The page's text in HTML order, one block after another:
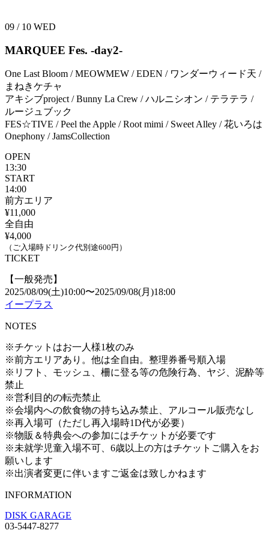
09 / 10 WED
MARQUEE Fes. -day2-
One Last Bloom / MEOWMEW / EDEN / ワンダーウィード天 /
まねきケチャ
アキシブproject / Bunny La Crew / ハルニシオン / テラテラ /
ルージュブック
FES☆TIVE / Peel the Apple / Root mimi / Sweet Alley / 花いろは
Onephony / JamsCollection
OPEN
13:30
START
14:00
前方エリア
¥11,000
全自由
¥4,000
（ご入場時ドリンク代別途600円）
TICKET
【一般発売】
2025/08/09(土)10:00〜2025/09/08(月)18:00
イープラス
NOTES
※チケットはお一人様1枚のみ
※前方エリアあり。他は全自由。整理券番号順入場
※リフト、モッシュ、柵に登る等の危険行為、ヤジ、泥酔等
禁止
※営利目的の転売禁止
※会場内への飲食物の持ち込み禁止、アルコール販売なし
※再入場可（ただし再入場時1D代が必要）
※物販＆特典会への参加にはチケットが必要です
※未就学児童入場不可、6歳以上の方はチケットご購入をお
願いします
※出演者変更に伴いますご返金は致しかねます
INFORMATION
DISK GARAGE
03-5447-8277